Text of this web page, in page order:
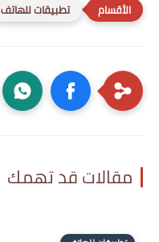
تطبيقات للهاتف
مقالات قد تهمك